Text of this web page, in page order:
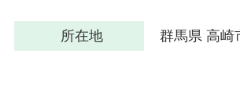
所在地 群馬県 高崎